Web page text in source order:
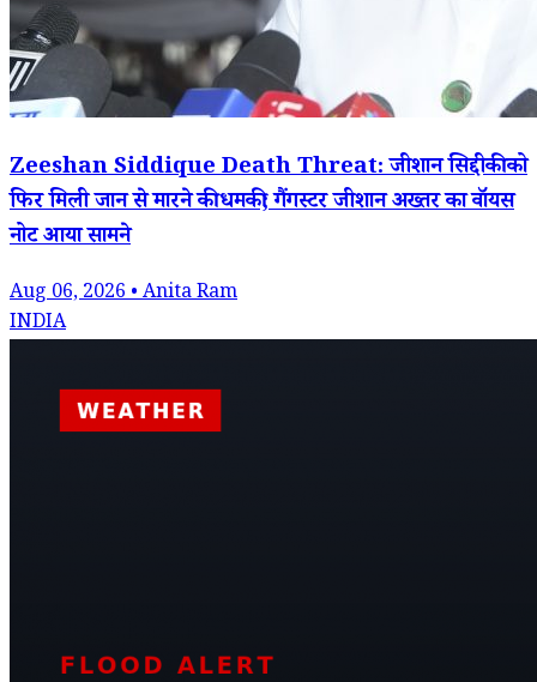
Zeeshan Siddique Death Threat: जीशान सिद्दीकी को
फिर मिली जान से मारने की धमकी; गैंगस्टर जीशान अख्तर का वॉयस
नोट आया सामने
Aug 06, 2026 • Anita Ram
INDIA